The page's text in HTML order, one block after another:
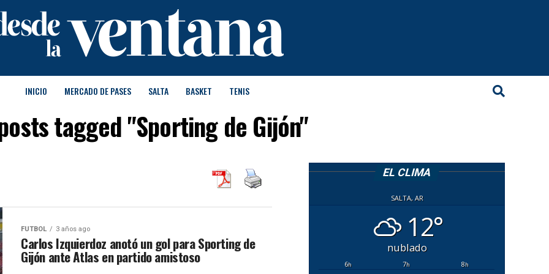
INICIO MERCADO DE PASES SALTA BASKET TENIS
tagged "Sporting de Gijón"
FUTBOL 3 años ago
Carlos Izquierdoz anotó un gol para Sporting de
Gijón ante Atlas en partido amistoso
EL CLIMA
SALTA, AR
12°
nublado
6h 7h 8h